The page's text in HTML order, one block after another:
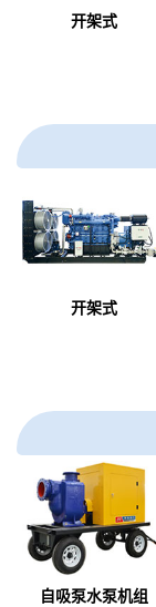
开架式
开架式
自吸泵水泵机组